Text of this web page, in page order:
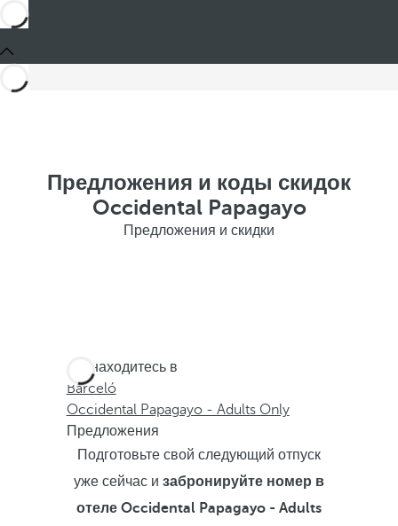
Предложения и коды скидок
Occidental Papagayo
Предложения и скидки
Вы находитесь в
Barceló
Occidental Papagayo - Adults Only
Предложения
Подготовьте свой следующий отпуск
уже сейчас и забронируйте номер в
отеле Occidental Papagayo - Adults